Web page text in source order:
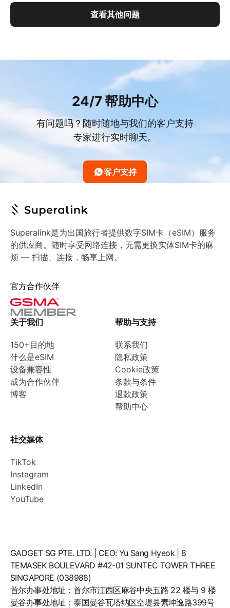
查看其他问题
24/7 帮助中心
有问题吗？随时随地与我们的客户支持
专家进行实时聊天。
客户支持
Superalink是为出国旅行者提供数字SIM卡（eSIM）服务
的供应商。随时享受网络连接，无需更换实体SIM卡的麻
烦 — 扫描、连接，畅享上网。
官方合作伙伴
关于我们
150+目的地
什么是eSIM
设备兼容性
成为合作伙伴
博客
帮助与支持
联系我们
隐私政策
Cookie政策
条款与条件
退款政策
帮助中心
社交媒体
TikTok
Instagram
LinkedIn
YouTube
GADGET SG PTE. LTD. | CEO: Yu Sang Hyeok | 8
TEMASEK BOULEVARD #42-01 SUNTEC TOWER THREE
SINGAPORE (038988)
首尔办事处地址：首尔市江西区麻谷中央五路 22 楼与 9 楼
曼谷办事处地址：泰国曼谷瓦塔纳区空堤县素坤逸路399号